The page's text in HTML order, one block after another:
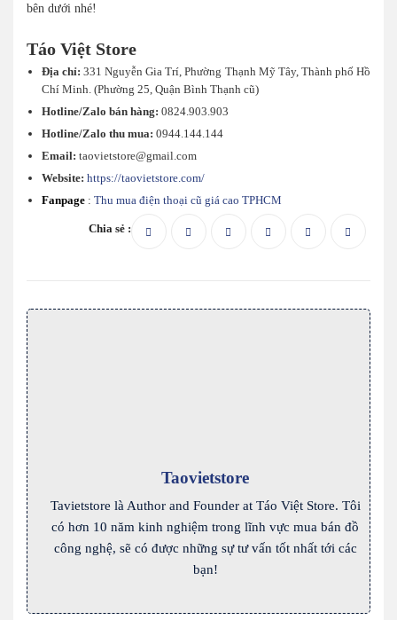
bên dưới nhé!
Táo Việt Store
Địa chỉ: 331 Nguyễn Gia Trí, Phường Thạnh Mỹ Tây, Thành phố Hồ
Chí Minh. (Phường 25, Quận Bình Thạnh cũ)
Hotline/Zalo bán hàng: 0824.903.903
Hotline/Zalo thu mua: 0944.144.144
Email: taovietstore@gmail.com
Website: https://taovietstore.com/
Fanpage : Thu mua điện thoại cũ giá cao TPHCM
Chia sẻ :
Taovietstore
Tavietstore là Author and Founder at Táo Việt Store. Tôi
có hơn 10 năm kinh nghiệm trong lĩnh vực mua bán đồ
công nghệ, sẽ có được những sự tư vấn tốt nhất tới các
bạn!